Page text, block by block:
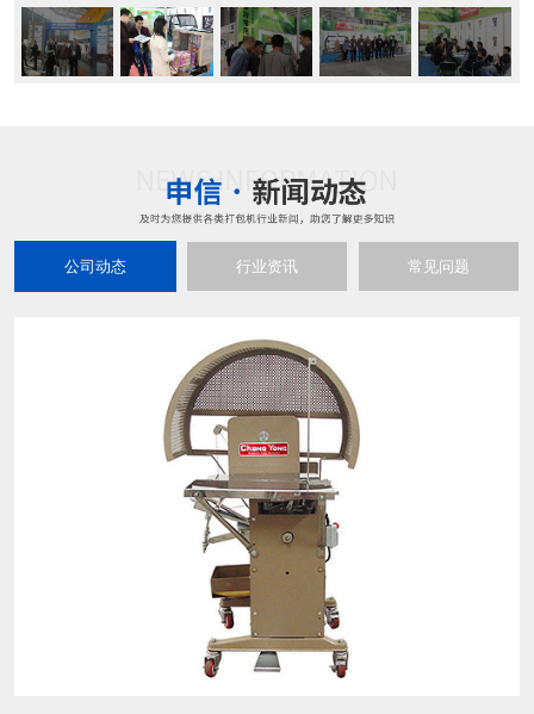
公司动态 行业资讯 常见问题